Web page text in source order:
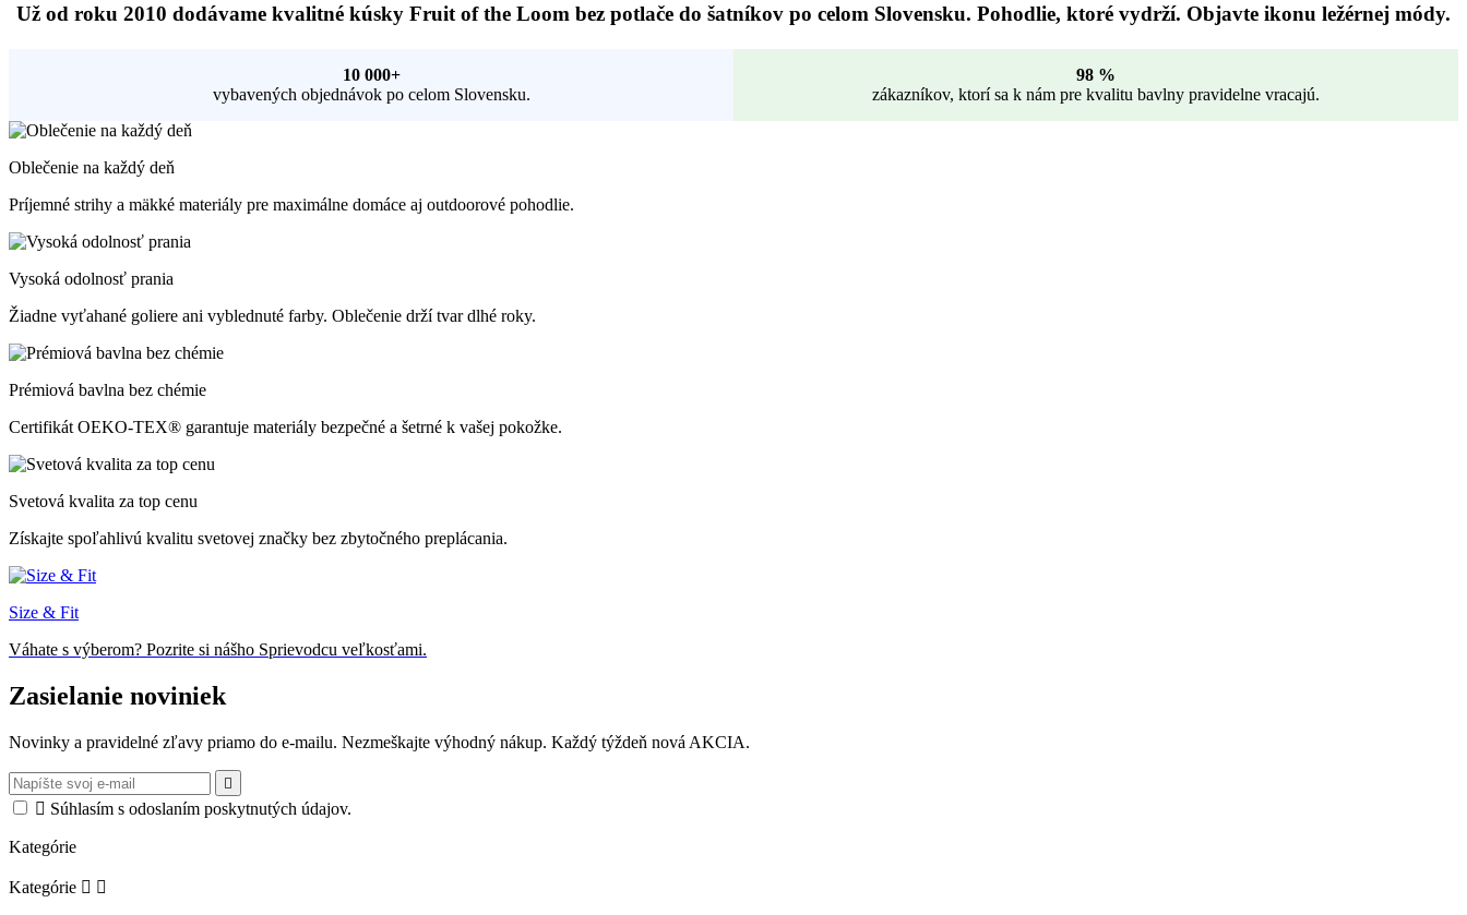
Už od roku 2010 dodávame kvalitné kúsky Fruit of the Loom bez potlače do šatníkov po celom Slovensku. Pohodlie, ktoré vydrží. Objavte ikonu ležérnej módy.
10 000+
vybavených objednávok po celom Slovensku.
98 %
zákazníkov, ktorí sa k nám pre kvalitu bavlny pravidelne vracajú.
Oblečenie na každý deň
Príjemné strihy a mäkké materiály pre maximálne domáce aj outdoorové pohodlie.
Vysoká odolnosť prania
Žiadne vyťahané goliere ani vyblednuté farby. Oblečenie drží tvar dlhé roky.
Prémiová bavlna bez chémie
Certifikát OEKO-TEX® garantuje materiály bezpečné a šetrné k vašej pokožke.
Svetová kvalita za top cenu
Získajte spoľahlivú kvalitu svetovej značky bez zbytočného preplácania.
Size & Fit
Váhate s výberom? Pozrite si nášho Sprievodcu veľkosťami.
Zasielanie noviniek
Novinky a pravidelné zľavy priamo do e-mailu. Nezmeškajte výhodný nákup. Každý týždeň nová AKCIA.

 Súhlasím s odoslaním poskytnutých údajov.
Kategórie
Kategórie  